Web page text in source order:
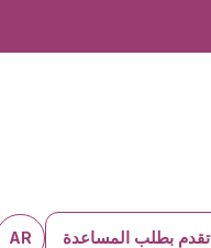
تقدم بطلب المساعدة AR